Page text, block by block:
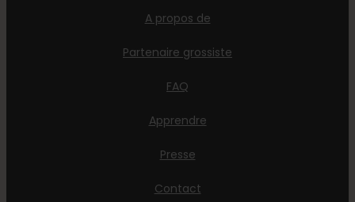
A propos de
Partenaire grossiste
FAQ
Apprendre
Presse
Contact